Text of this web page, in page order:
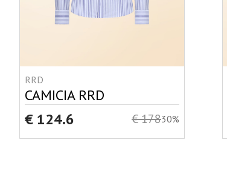
RRD
CAMICIA RRD
€ 124.6
€ 17830%